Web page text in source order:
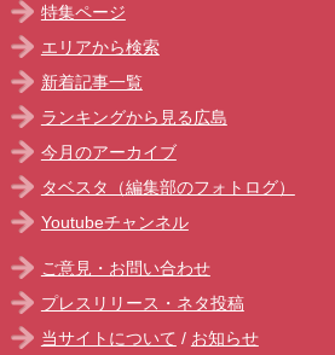
特集ページ
エリアから検索
新着記事一覧
ランキングから見る広島
今月のアーカイブ
タベスタ（編集部のフォトログ）
Youtubeチャンネル
ご意見・お問い合わせ
プレスリリース・ネタ投稿
当サイトについて / お知らせ